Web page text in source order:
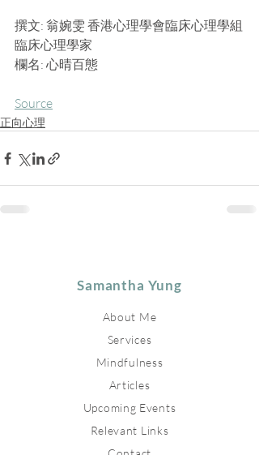
撰文: 翁婉雯 香港心理學會臨床心理學組
臨床心理學家
欄名: 心晴百態
Source
正向心理
Samantha Yung
About Me
Services
Mindfulness
Articles
Upcoming Events
Relevant Links